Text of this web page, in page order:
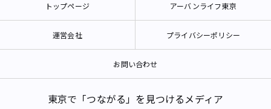
トップページ アーバンライフ東京
運営会社 プライバシーポリシー
お問い合わせ
東京で「つながる」を見つけるメディア